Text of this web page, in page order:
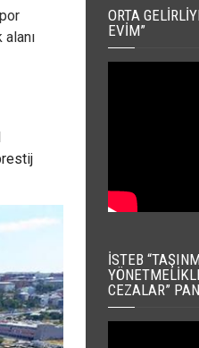
ORTA
EVIM”
İSTEB
CEZALAR”